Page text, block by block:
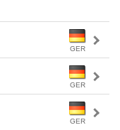
GER
GER
GER